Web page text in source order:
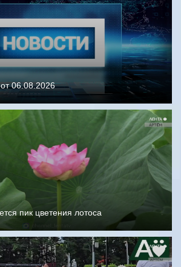
06.08.2026
пик цветения лотоса